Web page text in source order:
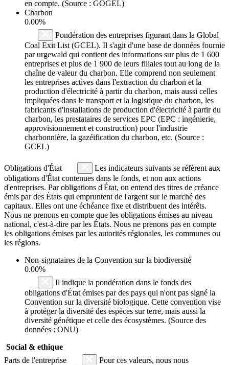
en compte. (Source : GOGEL)
Charbon
0.00%
Pondération des entreprises figurant dans la Global
Coal Exit List (GCEL). Il s'agit d'une base de données fournie
par urgewald qui contient des informations sur plus de 1 600
entreprises et plus de 1 900 de leurs filiales tout au long de la
chaîne de valeur du charbon. Elle comprend non seulement
les entreprises actives dans l'extraction du charbon et la
production d'électricité à partir du charbon, mais aussi celles
impliquées dans le transport et la logistique du charbon, les
fabricants d'installations de production d'électricité à partir du
charbon, les prestataires de services EPC (EPC : ingénierie,
approvisionnement et construction) pour l'industrie
charbonnière, la gazéification du charbon, etc. (Source :
GCEL)
Obligations d'État
Les indicateurs suivants se réfèrent aux
obligations d'État contenues dans le fonds, et non aux actions
d'entreprises. Par obligations d'État, on entend des titres de créance
émis par des États qui empruntent de l'argent sur le marché des
capitaux. Elles ont une échéance fixe et distribuent des intérêts.
Nous ne prenons en compte que les obligations émises au niveau
national, c'est-à-dire par les États. Nous ne prenons pas en compte
les obligations émises par les autorités régionales, les communes ou
les régions.
Non-signataires de la Convention sur la biodiversité
0.00%
Il indique la pondération dans le fonds des
obligations d'État émises par des pays qui n'ont pas signé la
Convention sur la diversité biologique. Cette convention vise
à protéger la diversité des espèces sur terre, mais aussi la
diversité génétique et celle des écosystèmes. (Source des
données : ONU)
Social & ethique
Parts de l'entreprise
Pour ces valeurs, nous nous